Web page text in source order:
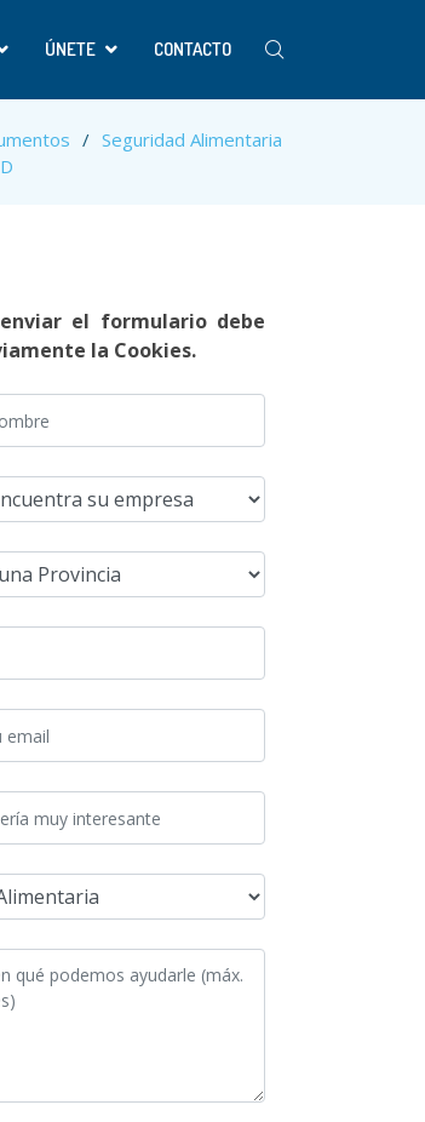
ÚNETE CONTACTO
Seguridad Alimentaria
el formulario debe
la Cookies.